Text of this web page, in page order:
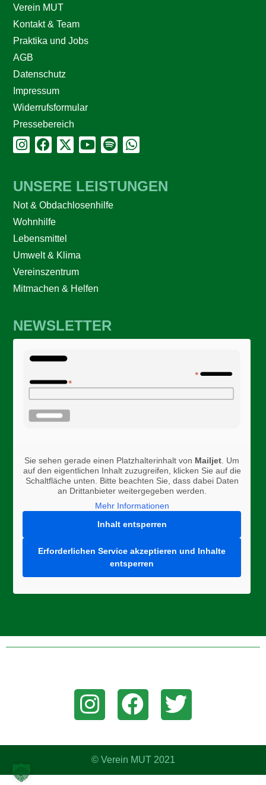
Verein MUT
Kontakt & Team
Praktika und Jobs
AGB
Datenschutz
Impressum
Widerrufsformular
Pressebereich
UNSERE LEISTUNGEN
Not & Obdachlosenhilfe
Wohnhilfe
Lebensmittel
Umwelt & Klima
Vereinszentrum
Mitmachen & Helfen
NEWSLETTER
Sie sehen gerade einen Platzhalterinhalt von Mailjet . Um
auf den eigentlichen Inhalt zuzugreifen, klicken Sie auf die
Schaltfläche unten. Bitte beachten Sie, dass dabei Daten
an Drittanbieter weitergegeben werden.
Mehr Informationen
Inhalt entsperren
Erforderlichen Service akzeptieren und Inhalte
entsperren
© Verein MUT 2021